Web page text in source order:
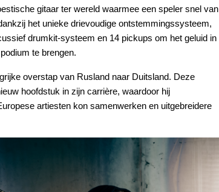
gitaar ter wereld waarmee een speler snel van
het unieke drievoudige ontstemmingssysteem,
drumkit-systeem en 14 pickups om het geluid in
te brengen.
overstap van Rusland naar Duitsland. Deze
hoofdstuk in zijn carrière, waardoor hij
artiesten kon samenwerken en uitgebreidere